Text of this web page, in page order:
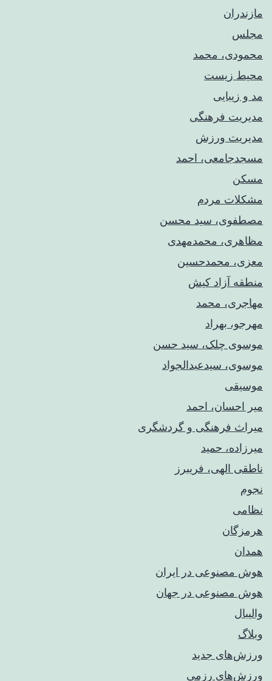
مازندران
مجلس
محمودی، محمد
محیط زیست
مد و زیبایی
مدیریت فرهنگی
مدیریت ورزش
مسجدجامعی، احمد
مسکن
مشکلات مردم
مصطفوی، سید محسن
مظاهری، محمدمهدی
معزی، محمدحسین
منطقه آزاد کیش
مهاجری، محمد
مهرجو، بهراد
موسوی چلک، سید حسن
موسوی، سیدعبدالجواد
موسیقی
میر احسان، احمد
میراث فرهنگی و گردشگری
میرزاده، حمید
ناطقی الهی، فریبرز
نجوم
نظامی
هرمزگان
همدان
هوش مصنوعی در ایران
هوش مصنوعی در جهان
والیبال
وبلاگ
ورزش‌های جدید
ورزش‌های رزمی